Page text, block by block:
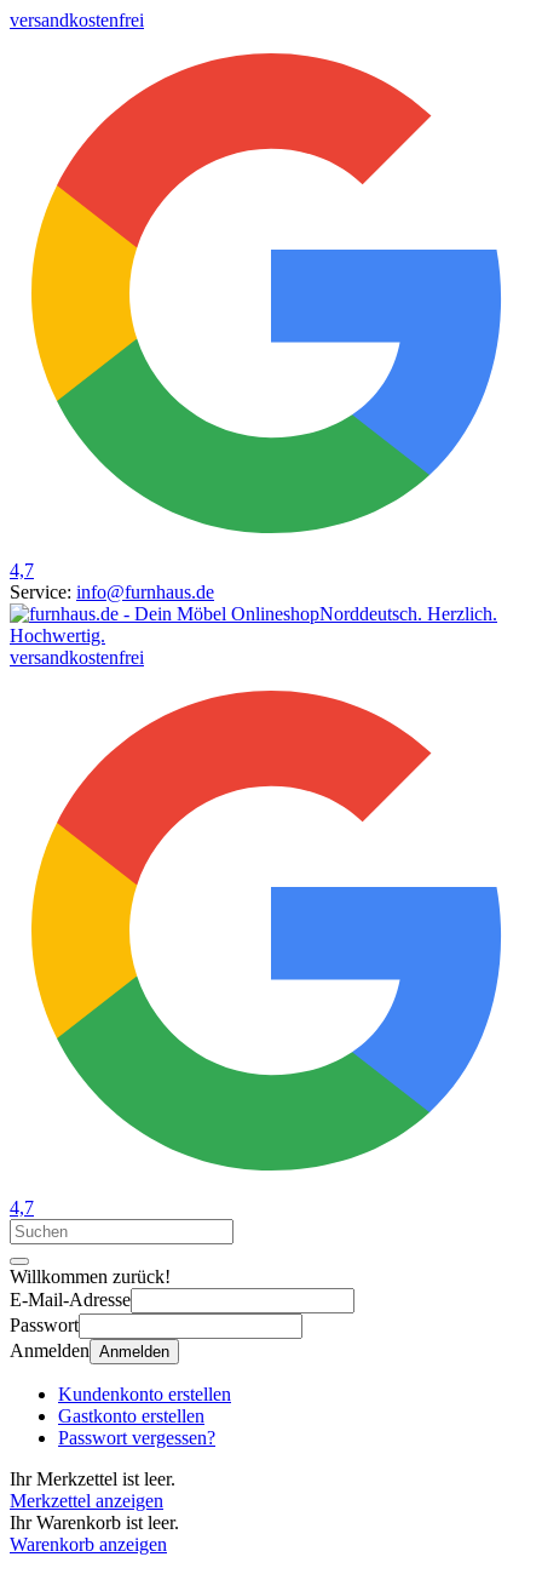
versandkostenfrei
4,7
Service: info@furnhaus.de
Norddeutsch. Herzlich.
Hochwertig.
versandkostenfrei
4,7
Willkommen zurück!
E-Mail-Adresse
Passwort
Anmelden Anmelden
Kundenkonto erstellen
Gastkonto erstellen
Passwort vergessen?
Ihr Merkzettel ist leer.
Merkzettel anzeigen
Ihr Warenkorb ist leer.
Warenkorb anzeigen